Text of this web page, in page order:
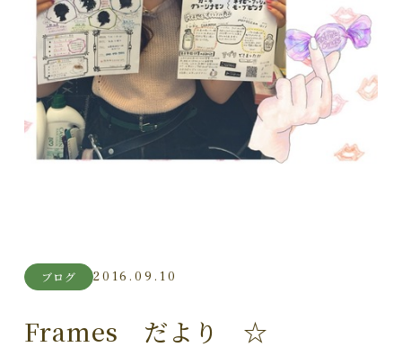
ブログ 2016.09.10
Frames だより ☆